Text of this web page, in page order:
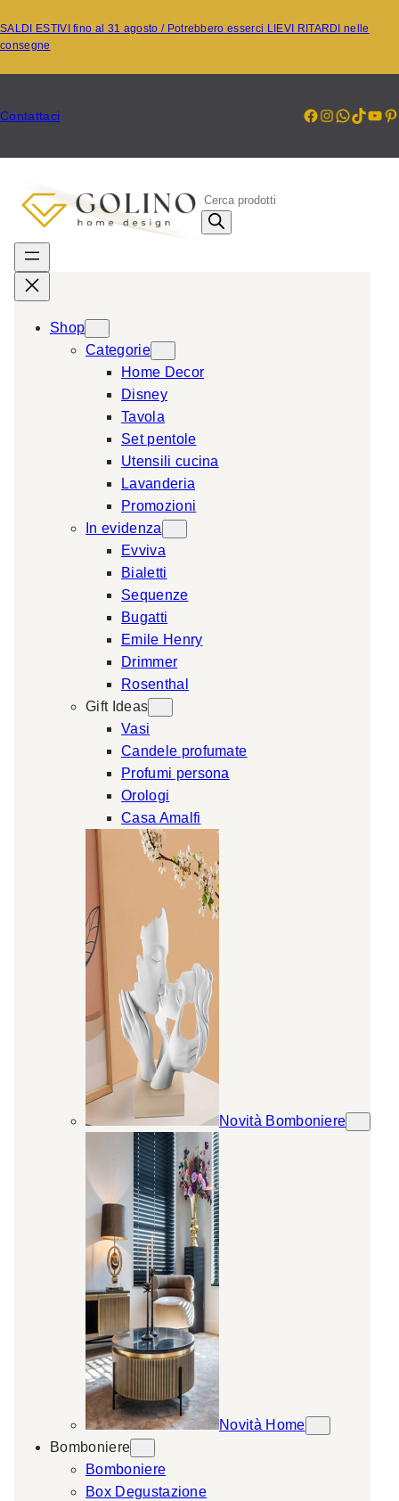
al
contenuto
SALDI ESTIVI fino al 31 agosto / Potrebbero esserci LIEVI RITARDI nelle
consegne
Contattaci Facebook
P
s
c
Shop
Categorie
Home Decor
Disney
Tavola
Set pentole
Utensili cucina
Lavanderia
Promozioni
In evidenza
Evviva
Bialetti
Sequenze
Bugatti
Emile Henry
Drimmer
Rosenthal
Gift Ideas
Vasi
Candele profumate
Profumi persona
Orologi
Casa Amalfi
Novità Bomboniere
Novità Home
Bomboniere
Bomboniere
Box Degustazione